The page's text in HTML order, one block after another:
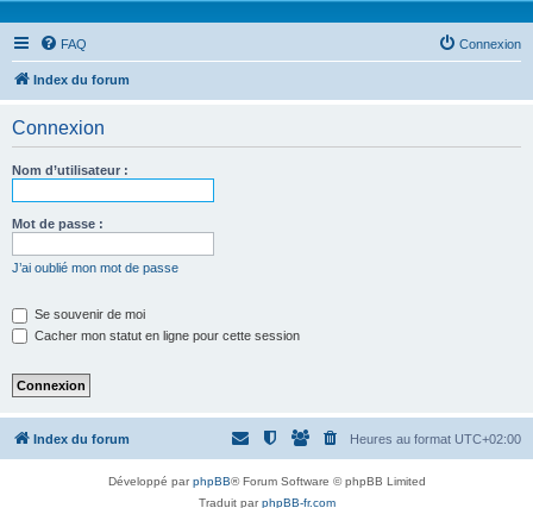
FAQ Connexion
Index du forum
Connexion
Nom d’utilisateur :
Mot de passe :
J’ai oublié mon mot de passe
Se souvenir de moi
Cacher mon statut en ligne pour cette session
Index du forum Heures au format UTC+02:00
Développé parphpBB® Forum Software © phpBB Limited
Traduit parphpBB-fr.com